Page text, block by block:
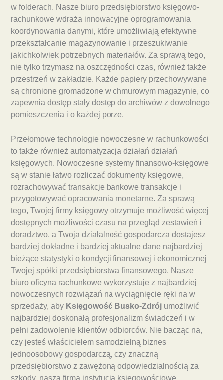
w folderach. Nasze biuro przedsiębiorstwo księgowo-
rachunkowe wdraża innowacyjne oprogramowania
koordynowania danymi, które umożliwiają efektywne
przekształcanie magazynowanie i przeszukiwanie
jakichkolwiek potrzebnych materiałów. Za sprawą tego,
nie tylko trzymasz na oszczędności czas, również także
przestrzeń w zakładzie. Każde papiery przechowywane
są chronione gromadzone w chmurowym magazynie, co
zapewnia dostęp stały dostęp do archiwów z dowolnego
pomieszczenia i o każdej porze.
Przełomowe technologie nowoczesne w rachunkowości
to także również automatyzacja działań działań
księgowych. Nowoczesne systemy finansowo-księgowe
są w stanie łatwo rozliczać dokumenty księgowe,
rozrachowywać transakcje bankowe transakcje i
przygotowywać opracowania monetarne. Za sprawą
tego, Twojej firmy księgowy otrzymuje możliwość więcej
dostępnych możliwości czasu na przegląd zestawień i
doradztwo, a Twoja działalność gospodarcza dostajesz
bardziej dokładne i bardziej aktualne dane najbardziej
bieżące statystyki o kondycji finansowej i ekonomicznej
Twojej spółki przedsiębiorstwa finansowego. Nasze
biuro oficyna rachunkowe wykorzystuje z najbardziej
nowoczesnych rozwiązań na wyciągnięcie ręki na w
sprzedaży, aby Księgowość Busko-Zdrój umożliwić
najbardziej doskonałą profesjonalizm świadczeń i w
pełni zadowolenie klientów odbiorców. Nie bacząc na,
czy jesteś właścicielem samodzielną biznes
jednoosobowy gospodarczą, czy znaczną
przedsiębiorstwo z zawężoną odpowiedzialnością za
szkody, nasza firma instytucja księgowościowe